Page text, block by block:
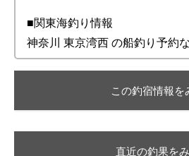
■関東海釣り情報
神奈川 東京湾西 の船釣り予約
この釣宿情報を
直近の釣果を